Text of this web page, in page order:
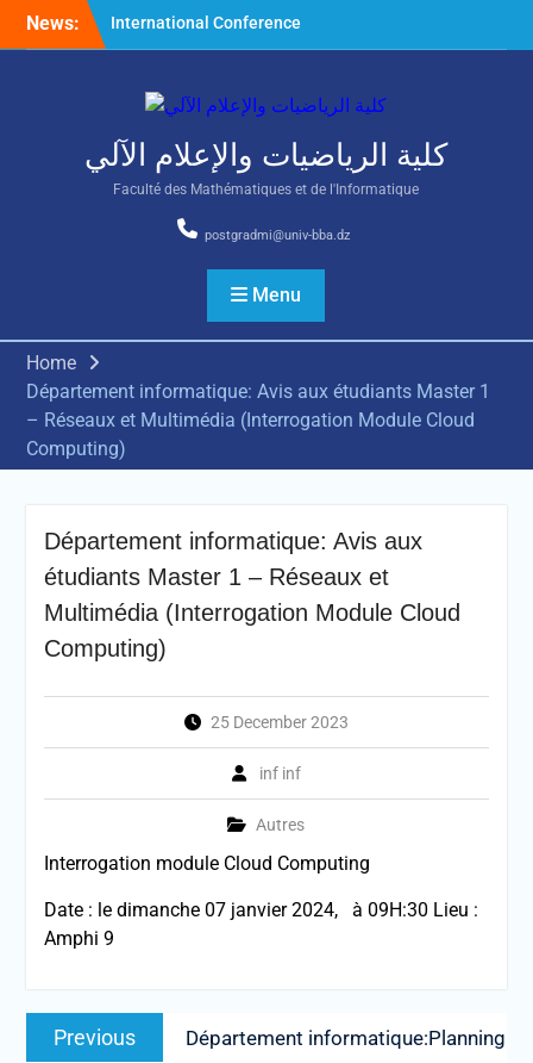
SkipNews:
International Conference
on Nonlinear Mathematical
كلية الرياضيات والإعلام الآلي
Faculté des Mathématiques et de l'Informatique
postgradmi@univ-bba.dz
Menu
Home
Département informatique: Avis aux étudiants Master 1
– Réseaux et Multimédia (Interrogation Module Cloud
Computing)
Département informatique: Avis aux
étudiants Master 1 – Réseaux et
Multimédia (Interrogation Module Cloud
Computing)
25 December 2023
inf inf
Autres
Interrogation module Cloud Computing
Date : le dimanche 07 janvier 2024, à 09H:30 Lieu :
Amphi 9
Post
navigation
Previous
Previous
post:
Département informatique:Planning